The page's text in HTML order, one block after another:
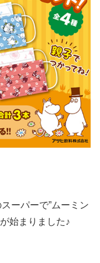
ーパーで”ムーミン
始まりました♪